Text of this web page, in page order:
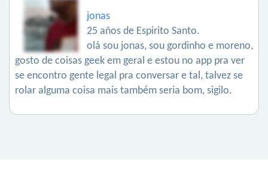
jonas
25 años de Espirito Santo.
olá sou jonas, sou gordinho e moreno,
gosto de coisas geek em geral e estou no app pra ver
se encontro gente legal pra conversar e tal, talvez se
rolar alguma coisa mais também seria bom, sigilo.